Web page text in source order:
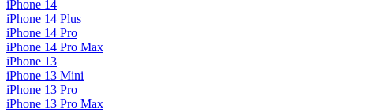
iPhone 14
iPhone 14 Plus
iPhone 14 Pro
iPhone 14 Pro Max
iPhone 13
iPhone 13 Mini
iPhone 13 Pro
iPhone 13 Pro Max